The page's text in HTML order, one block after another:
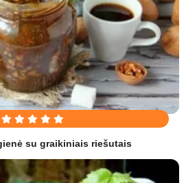
su graikiniais riešutais